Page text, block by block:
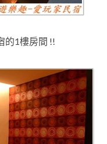
的1樓房間 !!